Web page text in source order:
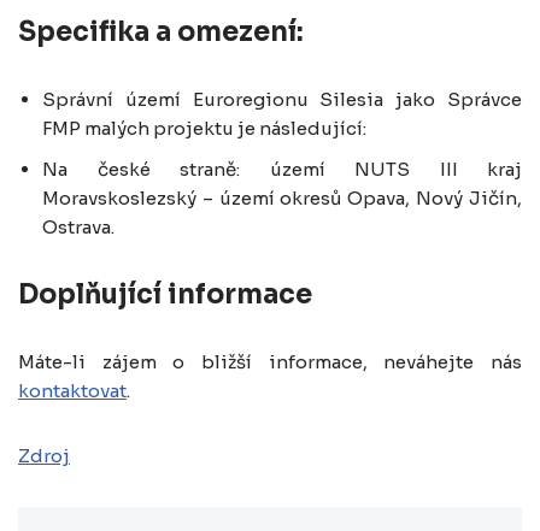
Specifika a omezení:
Správní území Euroregionu Silesia jako Správce
FMP malých projektu je následující:
Na české straně: území NUTS III kraj
Moravskoslezský – území okresů Opava, Nový Jičín,
Ostrava.
Doplňující informace
Máte-li zájem o bližší informace, neváhejte nás
kontaktovat.
Zdroj